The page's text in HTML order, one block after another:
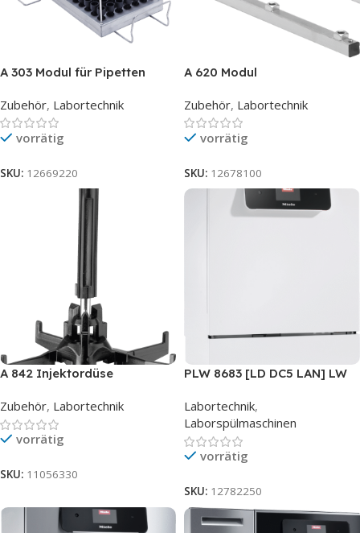
A 303 Modul für Pipetten
Zubehör, Labortechnik
vorrätig
SKU: 12669220
A 620 Modul
Zubehör, Labortechnik
vorrätig
SKU: 12678100
A 842 Injektordüse
Zubehör, Labortechnik
vorrätig
SKU: 11056330
PLW 8683 [LD DC5 LAN] LW
Labortechnik,
Laborspülmaschinen
vorrätig
SKU: 12782250